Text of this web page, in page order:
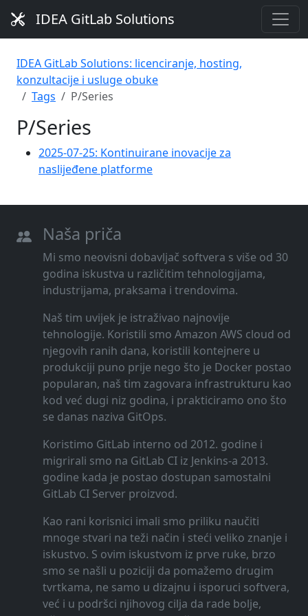
IDEA GitLab Solutions
IDEA GitLab Solutions: licenciranje, hosting,
konzultacije i usluge obuke
Tags
P/Series
P/Series
2025-07-25: Kontinuirane inovacije za
naslijeđene platforme
Naša priča
Mi smo neovisni dobavljač softvera s više od 30
godina iskustva u različitim tehnologijama,
industrijama, praksama i trendovima.
Naš tim uvijek je istraživao najnovije
tehnologije. Koristili smo Amazon AWS cloud od
njegovih ranih dana, koristili kontejnere u
produkciji puno prije nego što je Docker postao
popularan, naš tim zagovara infrastrukturu kao
kod već dugi niz godina, i prakticiramo ono što
se danas naziva GitOps.
Koristimo GitLab interno od 2012. godine i
migrirali smo na GitLab CI iz Jenkins-a 2013.
godine kada je postao dostupan samostalni
GitLab CI Server proizvod.
Kao rani korisnici imali smo priliku naučiti
mnoge stvari na teži način i steći veliko znanje i
iskustvo. S ovim iskustvom iz prve ruke, brzo
smo se našli u poziciji da pomažemo drugim
tvrtkama, ne samo u dizajnu i isporuci softvera,
već i u podršci njihovog cilja da rade bolje,